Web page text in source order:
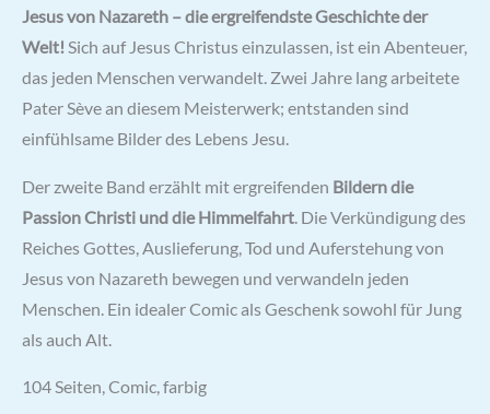
Jesus von Nazareth – die ergreifendste Geschichte der
Welt!Sich auf Jesus Christus einzulassen, ist ein Abenteuer,
das jeden Menschen verwandelt. Zwei Jahre lang arbeitete
Pater Sève an diesem Meisterwerk; entstanden sind
einfühlsame Bilder des Lebens Jesu.
Der zweite Band erzählt mit ergreifenden Bildern die
Passion Christi und die Himmelfahrt. Die Verkündigung des
Reiches Gottes, Auslieferung, Tod und Auferstehung von
Jesus von Nazareth bewegen und verwandeln jeden
Menschen. Ein idealer Comic als Geschenk sowohl für Jung
als auch Alt.
104 Seiten, Comic, farbig